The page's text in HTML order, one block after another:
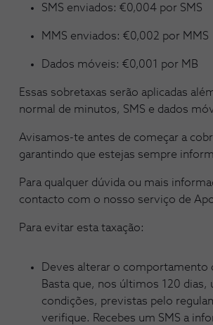
SMS enviados: €0,004 por SMS
MMS enviados: €0,002 por MMS
Dados móveis: €0,001 por MB
Essas sobretaxas serão aplicadas
normal de minutos, SMS e dados
Avisamos-te antes de começar a
garantindo que estejas sempre
Para qualquer dúvida ou mais
contacto com o nosso serviço de
Para evitar esta taxação:
Deves alterar o comportamento
Basta que, nos últimos 120 dias,
condições, previstas pelo
verifique. Recebes um SMS a